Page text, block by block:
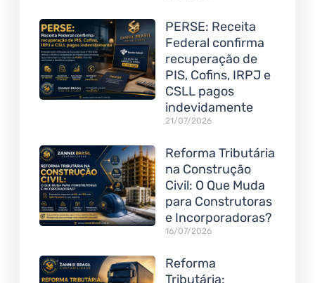
PERSE: Receita
Federal confirma
recuperação de
PIS, Cofins, IRPJ e
CSLL pagos
indevidamente
21/07/2026
Reforma Tributária
na Construção
Civil: O Que Muda
para Construtoras
e Incorporadoras?
16/07/2026
Reforma
Tributária: